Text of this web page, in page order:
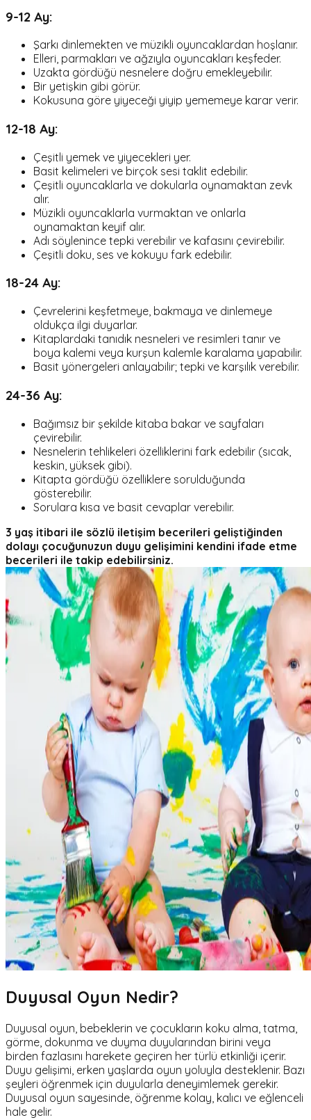
9-12 Ay:
Şarkı dinlemekten ve müzikli oyuncaklardan hoşlanır.
Elleri, parmakları ve ağzıyla oyuncakları keşfeder.
Uzakta gördüğü nesnelere doğru emekleyebilir.
Bir yetişkin gibi görür.
Kokusuna göre yiyeceği yiyip yememeye karar verir.
12-18 Ay:
Çeşitli yemek ve yiyecekleri yer.
Basit kelimeleri ve birçok sesi taklit edebilir.
Çeşitli oyuncaklarla ve dokularla oynamaktan zevk
alır.
Müzikli oyuncaklarla vurmaktan ve onlarla
oynamaktan keyif alır.
Adı söylenince tepki verebilir ve kafasını çevirebilir.
Çeşitli doku, ses ve kokuyu fark edebilir.
18-24 Ay:
Çevrelerini keşfetmeye, bakmaya ve dinlemeye
oldukça ilgi duyarlar.
Kitaplardaki tanıdık nesneleri ve resimleri tanır ve
boya kalemi veya kurşun kalemle karalama yapabilir.
Basit yönergeleri anlayabilir; tepki ve karşılık verebilir.
24-36 Ay:
Bağımsız bir şekilde kitaba bakar ve sayfaları
çevirebilir.
Nesnelerin tehlikeleri özelliklerini fark edebilir (sıcak,
keskin, yüksek gibi).
Kitapta gördüğü özelliklere sorulduğunda
gösterebilir.
Sorulara kısa ve basit cevaplar verebilir.
3 yaş itibari ile sözlü iletişim becerileri geliştiğinden
dolayı çocuğunuzun duyu gelişimini kendini ifade etme
becerileri ile takip edebilirsiniz.
Duyusal Oyun Nedir?
Duyusal oyun, bebeklerin ve çocukların koku alma, tatma,
görme, dokunma ve duyma duyularından birini veya
birden fazlasını harekete geçiren her türlü etkinliği içerir.
Duyu gelişimi, erken yaşlarda oyun yoluyla desteklenir. Bazı
şeyleri öğrenmek için duyularla deneyimlemek gerekir.
Duyusal oyun sayesinde, öğrenme kolay, kalıcı ve eğlenceli
hale gelir.